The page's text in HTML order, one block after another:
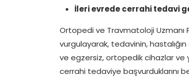
İleri evrede cerrahi tedavi
Ortopedi ve Travmatoloji Uzmanı
vurgulayarak, tedavinin,
ve egzersiz, ortopedik cihazlar ve
cerrahi tedaviye başvurduklarını